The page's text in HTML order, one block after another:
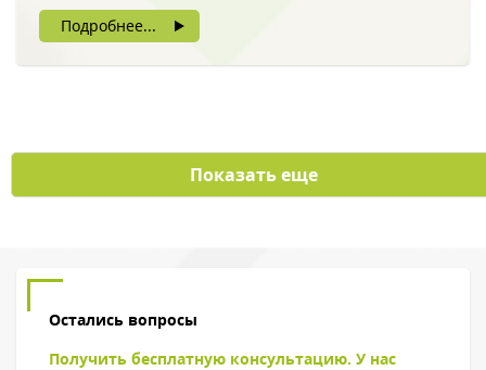
Подробнее...
Показать еще
Остались вопросы
Получить бесплатную консультацию. У нас